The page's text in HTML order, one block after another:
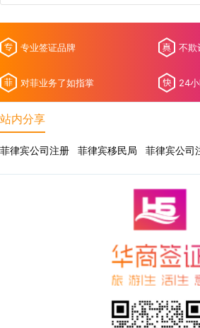
专业签证品牌 不欺
对菲业务了如指掌 24
站内分享
菲律宾公司注册 菲律宾移民局
菲律宾公司
菲律宾巧克力山
菲律宾火山 菲律宾长滩岛
菲律宾巧克
菲律宾宿务
菲律宾疫情 菲律宾
菲律宾面积 菲律
菲律宾降签 菲律宾驾照